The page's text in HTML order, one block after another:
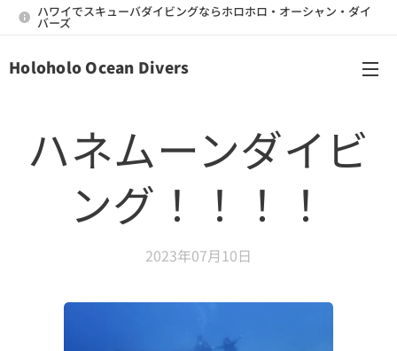
ハワイでスキューバダイビングならホロホロ・オーシャン・ダイ
バーズ
Holoholo Ocean Divers
ハネムーンダイビ
ング！！！！
2023年07月10日